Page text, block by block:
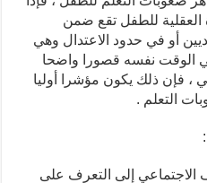
العقلية للطفل تقع ضمن
أو في حدود الاعتدال وهي
في الوقت نفسه قصورا واضحا
، فإن ذلك يكون مؤشرا أوليا
التعلم .
الاجتماعي إلى التعرف على